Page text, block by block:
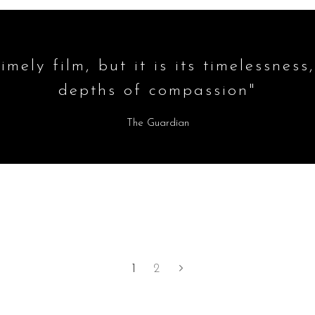
film, but it is its
depths of compassion"
The Guardian
2